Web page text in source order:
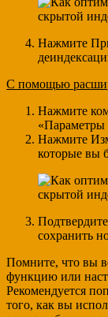
Нажмите
С помощью
Нажмите
«Параметры
Нажмите
которые вы
сохранить
Помните, что вы
функцию или
Рекомендуется
того, как вы